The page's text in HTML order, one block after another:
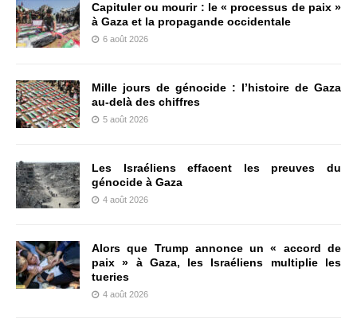
Capituler ou mourir : le « processus de paix »
à Gaza et la propagande occidentale
6 août 2026
Mille jours de génocide : l’histoire de Gaza
au-delà des chiffres
5 août 2026
Les Israéliens effacent les preuves du
génocide à Gaza
4 août 2026
Alors que Trump annonce un « accord de
paix » à Gaza, les Israéliens multiplie les
tueries
4 août 2026